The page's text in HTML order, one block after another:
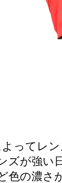
よってレ
ズが強い
色の濃さ